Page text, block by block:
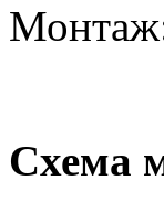
Монтаж:
Схема